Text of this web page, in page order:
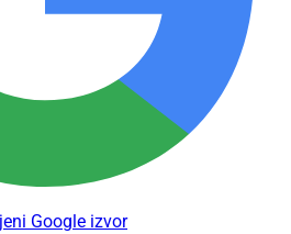
Google izvor